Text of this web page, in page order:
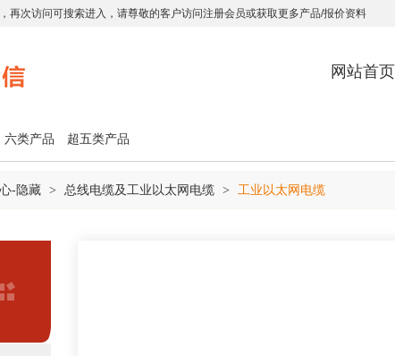
，再次访问可搜索进入，请尊敬的客户访问注册会员或获取更多产品/报价资料
网站首页
六类产品 超五类产品
-隐藏 > 总线电缆及工业以太网电缆 > 工业以太网电缆